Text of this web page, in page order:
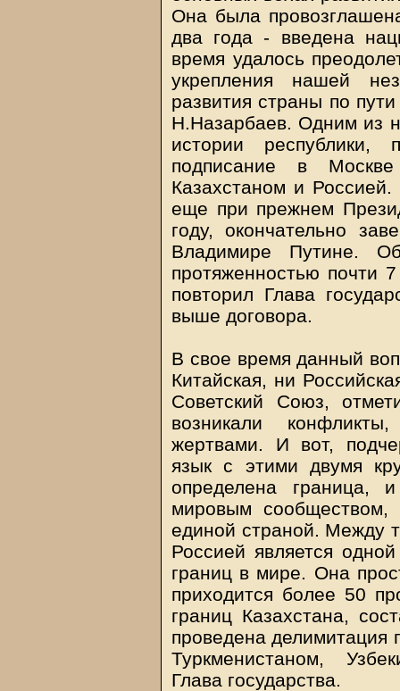
Она была
два года - введена
время удалось
укрепления нашей
развития страны по
Н.Назарбаев. Одним из
истории
подписание в
Казахстаном и
еще при прежнем
году, окончательно
Владимире Путине.
протяженностью почти
повторил Глава
выше договора.
В свое время данный
Китайская, ни
Советский Союз,
возникали
жертвами. И вот,
язык с этими двумя
определена граница,
мировым сообществом,
единой страной. Между
Россией является
границ в мире. Она
приходится более 50
границ Казахстана,
проведена
Туркменистаном,
Глава государства.